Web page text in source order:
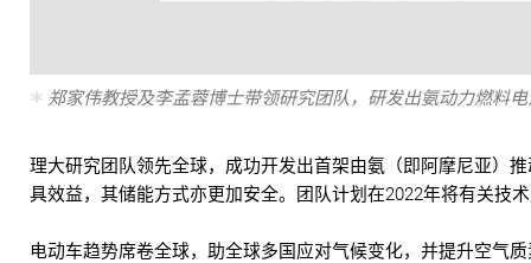
郑家伟教授及李孟蓉博士带领研究团队，研发出氨动力燃料
理大研究团队领先全球，成功开发出首架由氨（即阿摩尼亚）
具效益，其储能方式亦更加安全。团队计划在2022年将有关技
电动车趋势席卷全球，助全球多国应对气候变化，并提升空气